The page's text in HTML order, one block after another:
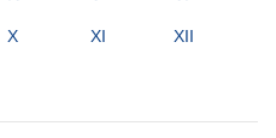
X XI XII